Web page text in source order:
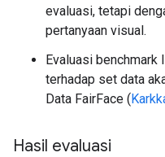
evaluasi, tetapi
pertanyaan visual.
Evaluasi benchmark
terhadap set data
Data FairFace (
Hasil evaluasi